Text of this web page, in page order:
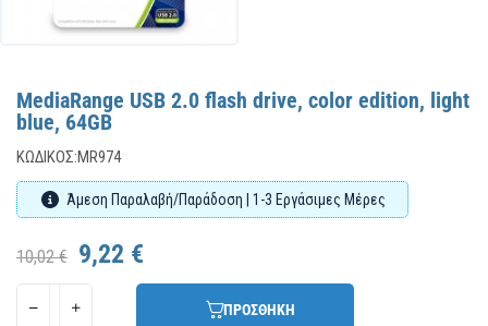
MediaRange USB 2.0 flash drive, color edition, light
blue, 64GB
ΚΩΔΙΚΌΣ:MR974
Άμεση Παραλαβή/Παράδοση | 1-3 Εργάσιμες Μέρες
10,02 € 9,22 €
ΠΡΟΣΘΗΚΗ